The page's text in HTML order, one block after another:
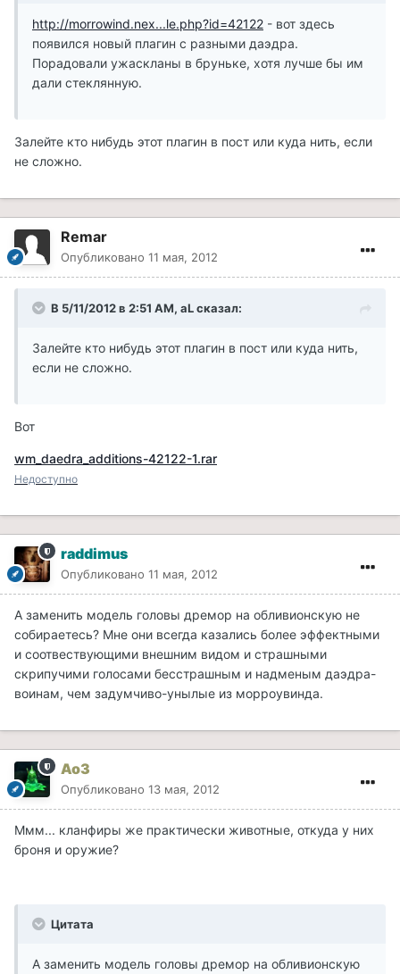
http://morrowind.nex...le.php?id=42122 - вот здесь
появился новый плагин с разными даэдра.
Порадовали ужаскланы в бруньке, хотя лучше бы им
дали стеклянную.
Залейте кто нибудь этот плагин в пост или куда нить, если
не сложно.
Remar
Опубликовано 11 мая, 2012
В 5/11/2012 в 2:51 AM, aL сказал:
Залейте кто нибудь этот плагин в пост или куда нить,
если не сложно.
Вот
wm_daedra_additions-42122-1.rar
Недоступно
raddimus
Опубликовано 11 мая, 2012
А заменить модель головы дремор на обливионскую не
собираетесь? Мне они всегда казались более эффектными
и соотвествующими внешним видом и страшными
скрипучими голосами бесстрашным и надменым даэдра-
воинам, чем задумчиво-унылые из морроувинда.
Ao3
Опубликовано 13 мая, 2012
Ммм... кланфиры же практически животные, откуда у них
броня и оружие?
Цитата
А заменить модель головы дремор на обливионскую